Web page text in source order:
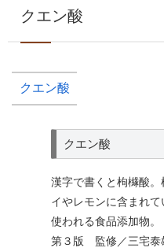
クエン酸
クエン酸
クエン酸
漢字で書くと枸櫞酸
イやレモンに含まれ
使われる食品添加物
第３版 監修／三宅泰